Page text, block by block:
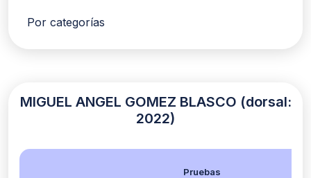
Por categorías
MIGUEL ANGEL GOMEZ BLASCO (dorsal:
2022)
Pruebas